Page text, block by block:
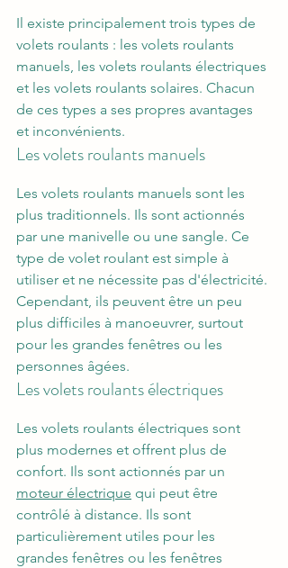
Il existe principalement trois types de
volets roulants : les volets roulants
manuels, les volets roulants électriques
et les volets roulants solaires. Chacun
de ces types a ses propres avantages
et inconvénients.
Les volets roulants manuels
Les volets roulants manuels sont les
plus traditionnels. Ils sont actionnés
par une manivelle ou une sangle. Ce
type de volet roulant est simple à
utiliser et ne nécessite pas d'électricité.
Cependant, ils peuvent être un peu
plus difficiles à manoeuvrer, surtout
pour les grandes fenêtres ou les
personnes âgées.
Les volets roulants électriques
Les volets roulants électriques sont
plus modernes et offrent plus de
confort. Ils sont actionnés par un
moteur électrique qui peut être
contrôlé à distance. Ils sont
particulièrement utiles pour les
grandes fenêtres ou les fenêtres